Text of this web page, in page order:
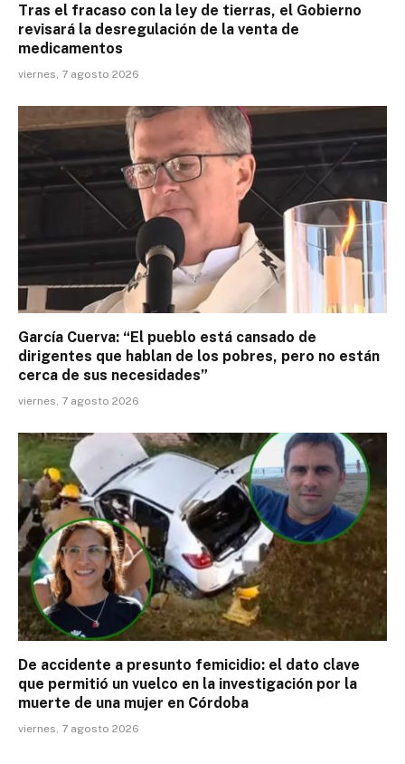
Tras el fracaso con la ley de tierras, el Gobierno
revisará la desregulación de la venta de
medicamentos
viernes, 7 agosto 2026
García Cuerva: “El pueblo está cansado de
dirigentes que hablan de los pobres, pero no están
cerca de sus necesidades”
viernes, 7 agosto 2026
De accidente a presunto femicidio: el dato clave
que permitió un vuelco en la investigación por la
muerte de una mujer en Córdoba
viernes, 7 agosto 2026